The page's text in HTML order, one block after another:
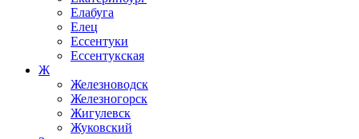
Елабуга
Елец
Ессентуки
Ессентукская
Ж
Железноводск
Железногорск
Жигулевск
Жуковский